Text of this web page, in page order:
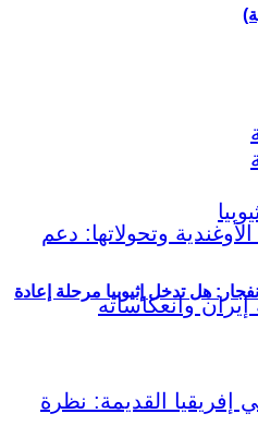
هل تدخل إثيوبيا مرحلة إعادة